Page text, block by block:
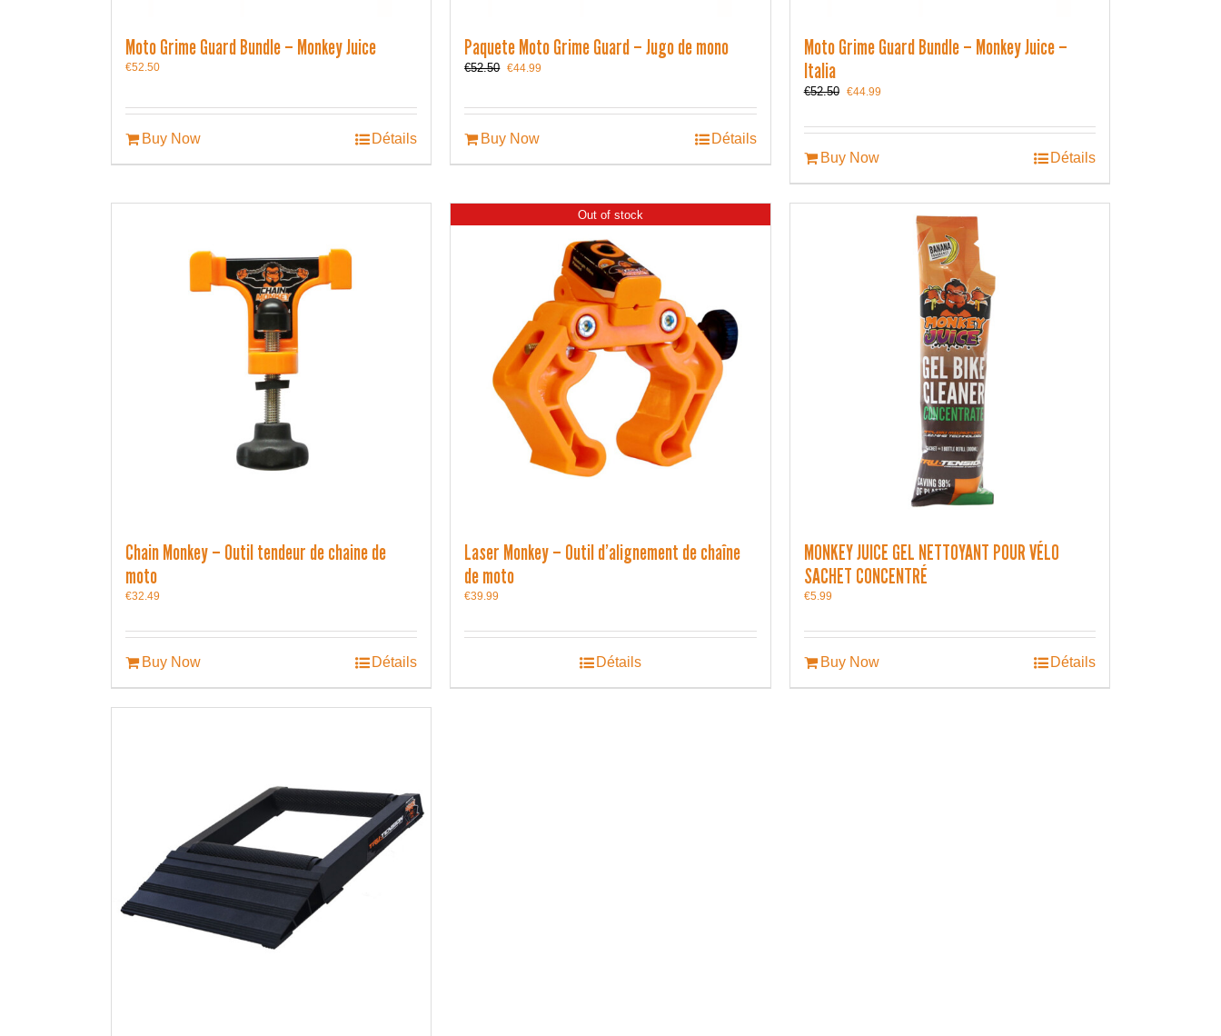
Moto Grime Guard Bundle – Monkey Juice
€52.50
Buy Now Détails
Paquete Moto Grime Guard – Jugo de mono
€52.50 Le
était :
€52.50.
€44.99
est :
Buy Now Détails
Moto Grime Guard Bundle – Monkey Juice –
Italia
€52.50 Le
€52.50.
€44.99Le
Buy Now Détails
Chain Monkey – Outil tendeur de chaine de
moto
€32.49
Buy Now Détails
Out of stock
Laser Monkey – Outil d’alignement de chaîne
de moto
€39.99
Détails
MONKEY JUICE GEL NETTOYANT POUR VÉLO
SACHET CONCENTRÉ
€5.99
Buy Now Détails